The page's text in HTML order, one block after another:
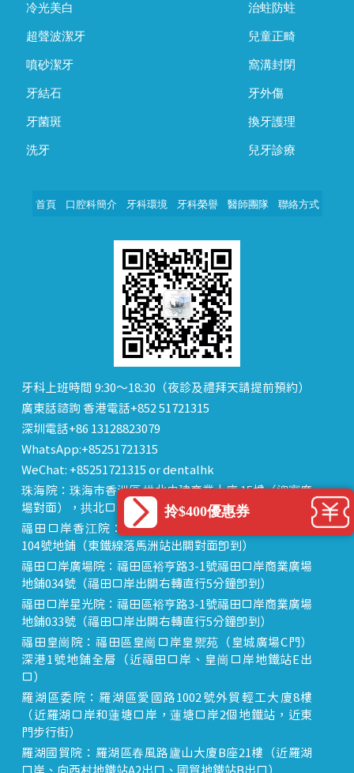
冷光美白
超聲波潔牙
噴砂潔牙
牙結石
牙菌斑
洗牙
治蛀防蛀
兒童正畸
窩溝封閉
牙外傷
換牙護理
兒牙診療
首頁 口腔科簡介 牙科環境 牙科榮譽 醫師團隊 聯絡方式
牙科上班時間 9:30～18:30（夜診及禮拜天請提前預約）
廣東話諮詢 香港電話+852 51721315
深圳電話+86 13128823079
WhatsApp:+85251721315
WeChat: +85251721315 or dentalhk
珠海院：珠海市香洲區 拱北中建商業大廈 15樓（迎賓廣
場對面），拱北口岸步行8分鐘直達
福田口岸香江院：福田區福田口岸正對面，海悅華城
104號地鋪（東鐵線落馬洲站出關對面即到）
福田口岸廣場院：福田區裕亨路3-1號福田口岸商業廣場
地鋪034號（福田口岸出關右轉直行5分鐘即到）
福田口岸星光院：福田區裕亨路3-1號福田口岸商業廣場
地鋪033號（福田口岸出關右轉直行5分鐘即到）
福田皇崗院：福田區皇崗口岸皇禦苑（皇城廣場C門）
深港1號地鋪全層（近福田口岸、皇崗口岸地鐵站E出
口）
羅湖區委院：羅湖區愛國路1002號外貿輕工大廈8樓
（近羅湖口岸和蓮塘口岸，蓮塘口岸2個地鐵站，近東
門步行街）
羅湖國貿院：羅湖區春風路廬山大廈B座21樓（近羅湖
拎$400優惠券